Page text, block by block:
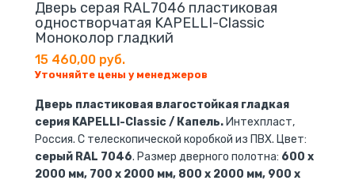
Дверь серая RAL7046 пластиковая
одностворчатая KAPELLI-Classic
Моноколор гладкий
15 460,00 руб.
Уточняйте цены у менеджеров
Дверь пластиковая влагостойкая гладкая
серия KAPELLI-Classic / Капель. Интехпласт,
Россия. С телескопической коробкой из ПВХ. Цвет:
серый RAL 7046. Размер дверного полотна: 600 x
2000 мм, 700 x 2000 мм, 800 x 2000 мм, 900 x